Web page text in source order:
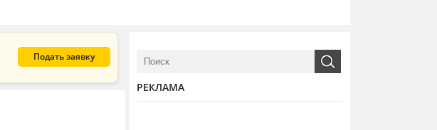
Подать заявку
РЕКЛАМА